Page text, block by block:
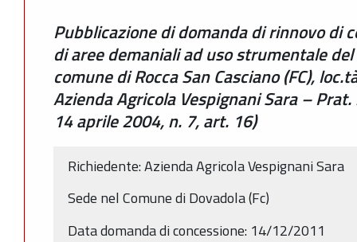
Pubblicazione di domanda di rinnovo di
di aree demaniali ad uso strumentale
comune di Rocca San Casciano (FC),
Azienda Agricola Vespignani Sara –
14 aprile 2004, n. 7, art. 16)
Richiedente: Azienda Agricola Vespignani Sara
Sede nel Comune di Dovadola (Fc)
Data domanda di concessione: 14/12/2011